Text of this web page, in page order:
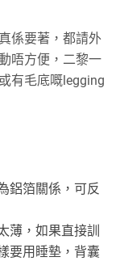
係要著，都請外
唔方便，二黎一
有毛底嘅legging
鋁箔關係，可反
薄，如果直接訓
要用睡墊，背囊